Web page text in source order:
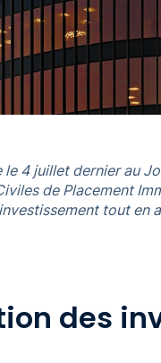
le 4 juillet dernier au
de Placement
tout en
des